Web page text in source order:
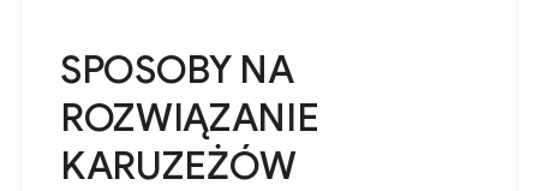
SPOSOBY NA
ROZWIĄZANIE
KARUZEŻÓW